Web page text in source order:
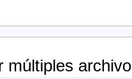
múltiples